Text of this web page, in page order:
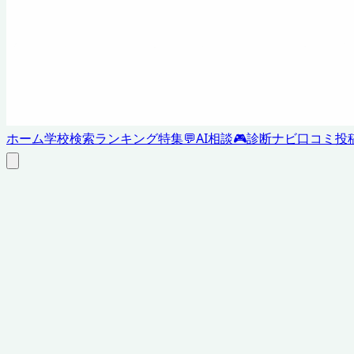
ホーム学校検索ランキング特集💬AI相談🎮診断ナビ口コミ投